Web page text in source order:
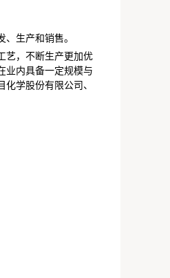
生产和销售。
艺，不断生产更加优
业内具备一定规模与
学股份有限公司、